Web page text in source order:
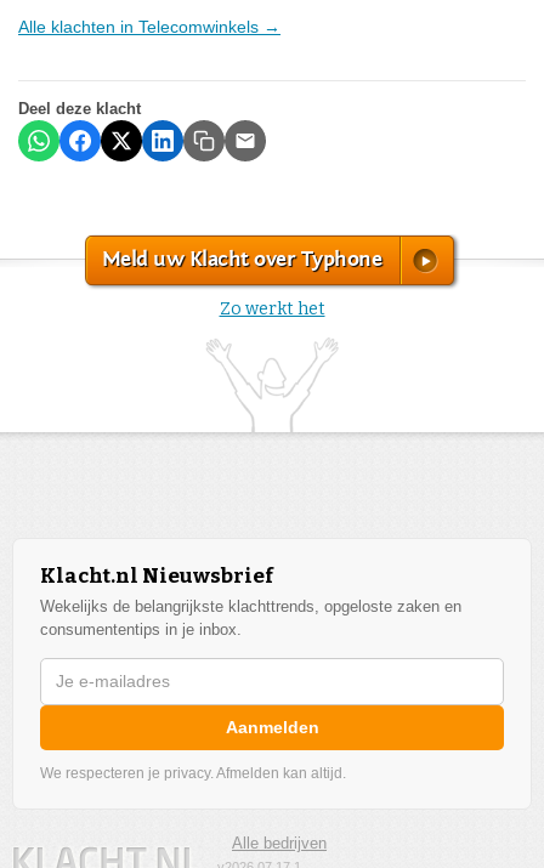
Alle klachten in Telecomwinkels →
Deel deze klacht
Meld uw Klacht over Typhone
Zo werkt het
Klacht.nl Nieuwsbrief
Wekelijks de belangrijkste klachttrends, opgeloste zaken en
consumententips in je inbox.
Aanmelden
We respecteren je privacy. Afmelden kan altijd.
Alle bedrijven